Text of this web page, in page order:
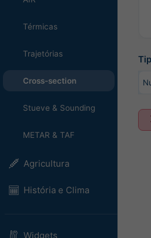
Térmicas
Trajetórias
Cross-section
Stueve & Sounding
METAR & TAF
Agricultura
História e Clima
Widgets